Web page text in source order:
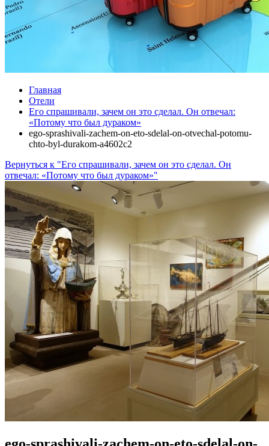
Главная
Отели
Его спрашивали, зачем он это сделал. Он отвечал:
«Потому что был дураком»
ego-sprashivali-zachem-on-eto-sdelal-on-otvechal-potomu-
chto-byl-durakom-a4602c2
Вернуться к "Его спрашивали, зачем он это сделал. Он
отвечал: «Потому что был дураком»"